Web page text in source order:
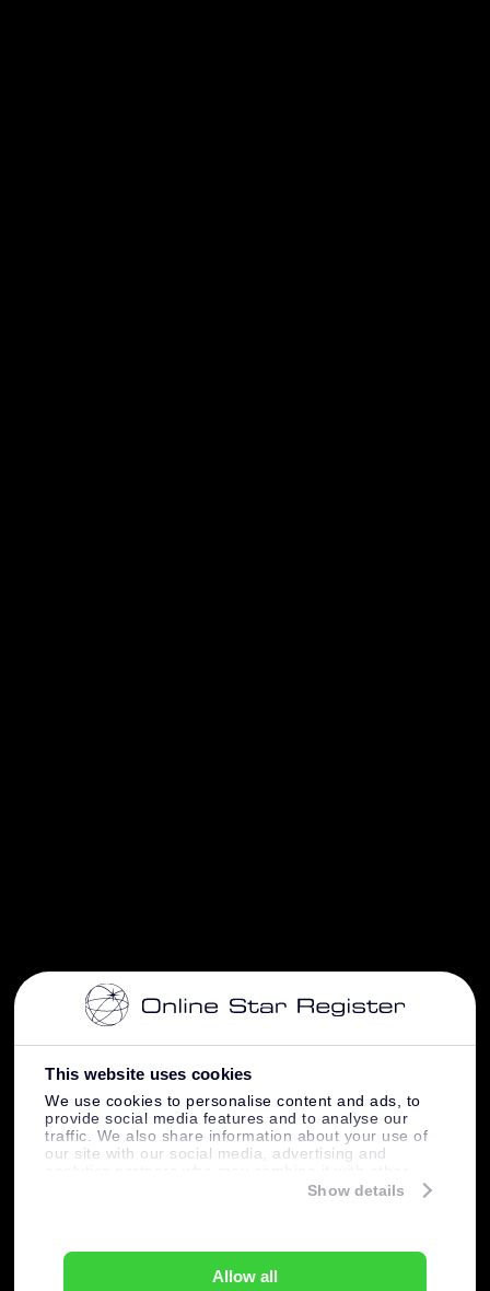
This website uses cookies
We use cookies to personalise content and ads, to
provide social media features and to analyse our
traffic. We also share information about your use of
our site with our social media, advertising and
information that you’ve provided to them or that
Show details
Allow all